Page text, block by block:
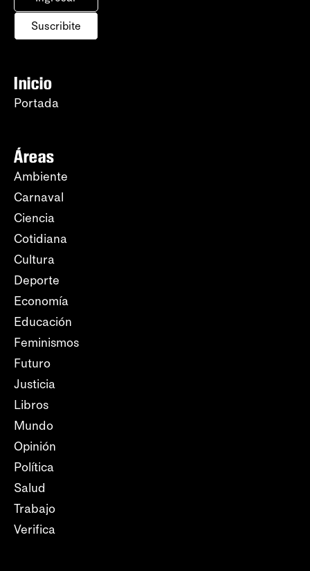
Suscribite
Inicio
Portada
Áreas
Ambiente
Carnaval
Ciencia
Cotidiana
Cultura
Deporte
Economía
Educación
Feminismos
Futuro
Justicia
Libros
Mundo
Opinión
Política
Salud
Trabajo
Verifica